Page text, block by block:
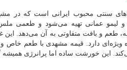
سنتی محبوب ایرانی است که در
لیمو عمانی تهیه می‌شود و طعمی ملس
طعم و بافت متفاوتی به آن می‌دهد. این
دارد. قیمه مشهدی با طعم خاص و
این خورشت ساده اما پرانرژی